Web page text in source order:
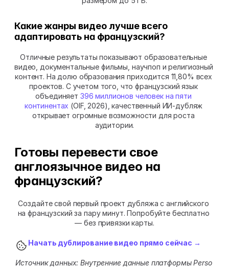
Какие жанры видео лучше всего
адаптировать на французский?
Отличные результаты показывают образовательные
видео, документальные фильмы, научпоп и религиозный
контент. На долю образования приходится 11,80% всех
проектов. С учетом того, что французский язык
объединяет 396 миллионов человек на пяти
континентах (OIF, 2026), качественный ИИ-дубляж
открывает огромные возможности для роста
аудитории.
Готовы перевести свое
англоязычное видео на
французский?
Создайте свой первый проект дубляжа с английского
на французский за пару минут. Попробуйте бесплатно
— без привязки карты.
Начать дублирование видео прямо сейчас →
Источник данных: Внутренние данные платформы Perso